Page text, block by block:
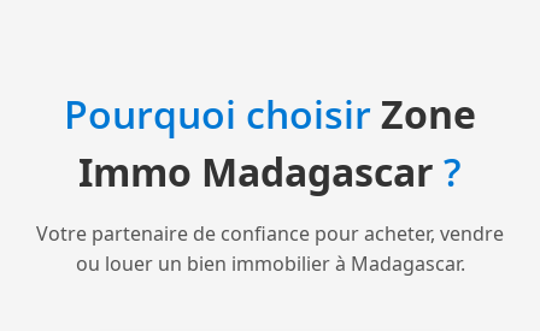
Pourquoi choisirZone
Immo Madagascar ?
Votre partenaire de confiance pour acheter, vendre
ou louer un bien immobilier à Madagascar.